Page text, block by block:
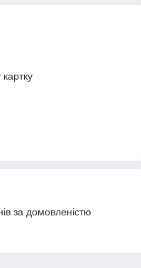
за домовленістю